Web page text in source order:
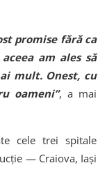
promise fără ca
am ales să
mult. Onest, cu
oameni”, a mai
cele trei spitale
— Craiova, Iași